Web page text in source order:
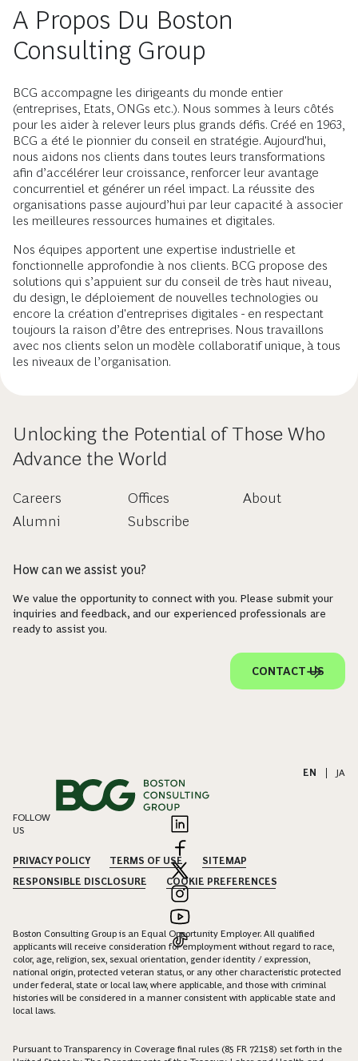
A Propos Du Boston
Consulting Group
BCG accompagne les dirigeants du monde entier
(entreprises, Etats, ONGs etc.). Nous sommes à leurs côtés
pour les aider à relever leurs plus grands défis. Créé en 1963,
BCG a été le pionnier du conseil en stratégie. Aujourd'hui,
nous aidons nos clients dans toutes leurs transformations
afin d’accélérer leur croissance, renforcer leur avantage
concurrentiel et générer un réel impact. La réussite des
organisations passe aujourd’hui par leur capacité à associer
les meilleures ressources humaines et digitales.
Nos équipes apportent une expertise industrielle et
fonctionnelle approfondie à nos clients. BCG propose des
solutions qui s’appuient sur du conseil de très haut niveau,
du design, le déploiement de nouvelles technologies ou
encore la création d'entreprises digitales - en respectant
toujours la raison d’être des entreprises. Nous travaillons
avec nos clients selon un modèle collaboratif unique, à tous
les niveaux de l’organisation.
Unlocking the Potential of Those Who
Advance the World
Careers
Alumni
Offices
Subscribe
About
How can we assist you?
We value the opportunity to connect with you. Please submit your
inquiries and feedback, and our experienced professionals are
ready to assist you.
CONTACT US
EN JA
FOLLOW
US
PRIVACY POLICY TERMS OF USE
SITEMAP
RESPONSIBLE DISCLOSURE
COOKIE PREFERENCES
Boston Consulting Group is an Equal Opportunity Employer. All qualified
applicants will receive consideration for employment without regard to race,
color, age, religion, sex, sexual orientation, gender identity / expression,
national origin, protected veteran status, or any other characteristic protected
under federal, state or local law, where applicable, and those with criminal
histories will be considered in a manner consistent with applicable state and
local laws.
Pursuant to Transparency in Coverage final rules (85 FR 72158) set forth in the